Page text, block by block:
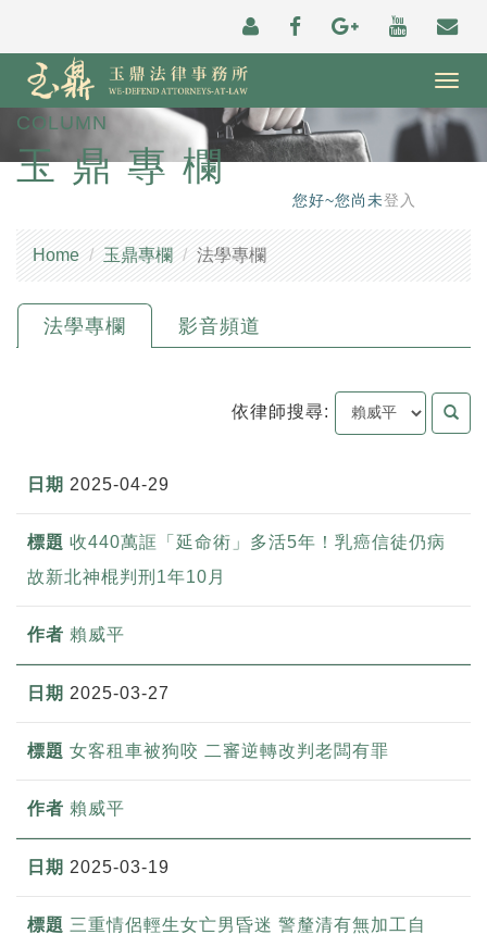
COLUMN
玉鼎專欄
您好~您尚未登入
Home 玉鼎專欄 法學專欄
法學專欄 影音頻道
依律師搜尋:
2025-04-29
收440萬誆「延命術」多活5年！乳癌信徒仍病
故新北神棍判刑1年10月
賴威平
2025-03-27
女客租車被狗咬 二審逆轉改判老闆有罪
賴威平
2025-03-19
三重情侶輕生女亡男昏迷 警釐清有無加工自